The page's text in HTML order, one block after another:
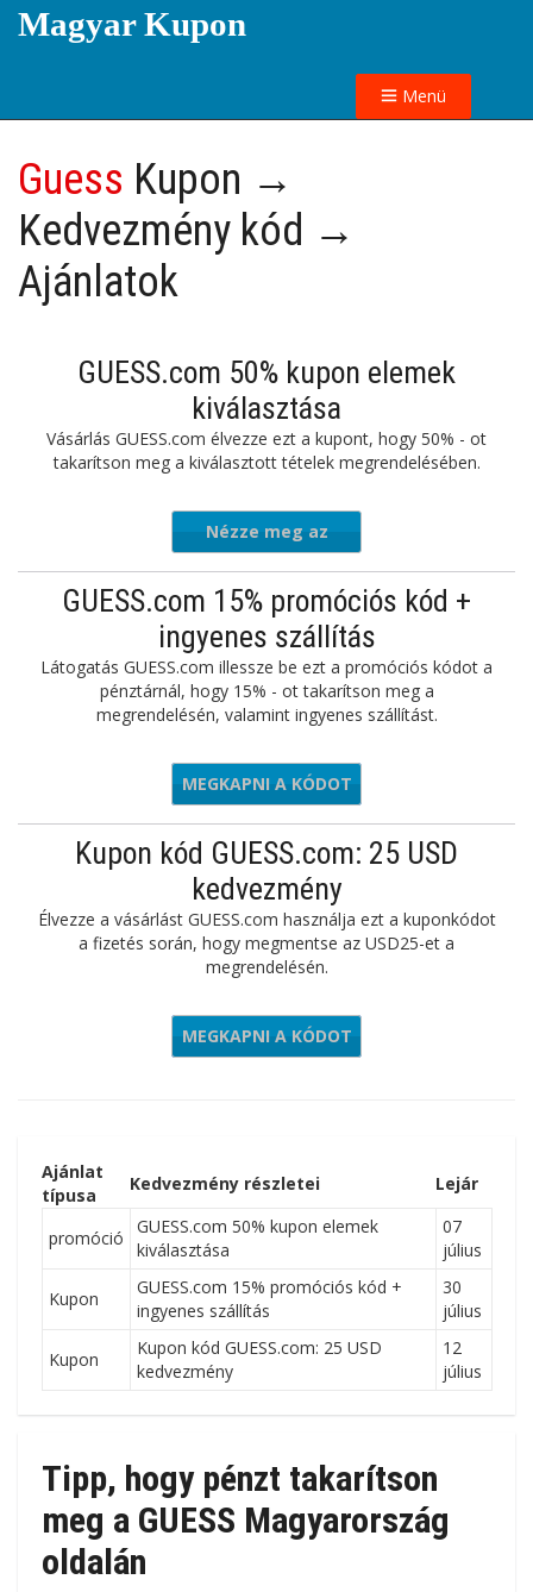
Magyar Kupon
Menü
Guess Kupon →
Kedvezmény kód →
Ajánlatok
GUESS.com 50% kupon elemek
kiválasztása
Vásárlás GUESS.com élvezze ezt a kupont, hogy 50% - ot
takarítson meg a kiválasztott tételek megrendelésében.
Nézze meg az
ajánlatot
GUESS.com 15% promóciós kód +
ingyenes szállítás
Látogatás GUESS.com illessze be ezt a promóciós kódot a
pénztárnál, hogy 15% - ot takarítson meg a
megrendelésén, valamint ingyenes szállítást.
SLIST15
MEGKAPNI A KÓDOT
Kupon kód GUESS.com: 25 USD
kedvezmény
Élvezze a vásárlást GUESS.com használja ezt a kuponkódot
a fizetés során, hogy megmentse az USD25-et a
megrendelésén.
ELESS25
MEGKAPNI A KÓDOT
Ajánlat
típusa
Kedvezmény részletei Lejár
promóció
GUESS.com 50% kupon elemek
kiválasztása
07
július
Kupon
GUESS.com 15% promóciós kód +
ingyenes szállítás
30
július
Kupon
Kupon kód GUESS.com: 25 USD
kedvezmény
12
július
Tipp, hogy pénzt takarítson
meg a GUESS Magyarország
oldalán